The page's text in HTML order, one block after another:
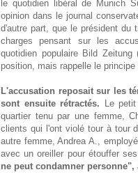
le quotidien libéral de Munich
opinion dans le journal
d'autre part, que le président du
charges pensant sur les
quotidien populaire Bild
position, mais rappelle le
L'accusation reposait sur les
sont ensuite rétractés. Le
quartier tenu par une femme,
clients qui l'ont violé tour à tour
autre femme, Andrea A.,
avec un oreiller pour étouffer
ne peut condamner